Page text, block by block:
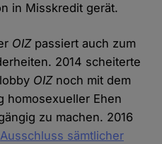
in Misskredit gerät.
OIZpassiert auch zum
2014 scheiterte
OIZnoch mit dem
homosexueller Ehen
zu machen. 2016
Ausschluss sämtlicher